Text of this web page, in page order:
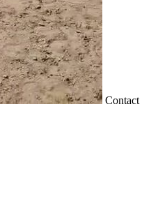
Contact